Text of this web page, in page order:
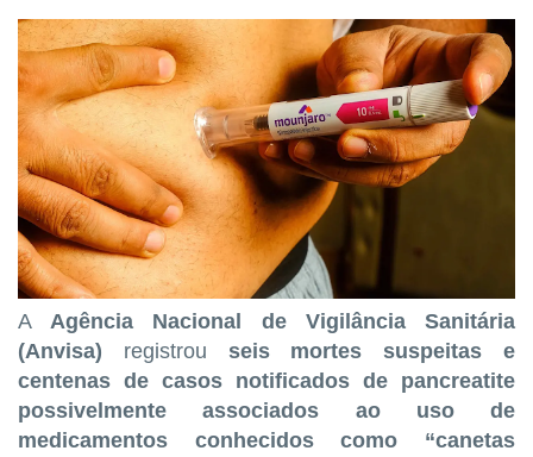
AAgência Nacional de Vigilância Sanitária
(Anvisa) registrou seis mortes suspeitas e
centenas de casos notificados de pancreatite
possivelmente associados ao uso de
medicamentos conhecidos como “canetas